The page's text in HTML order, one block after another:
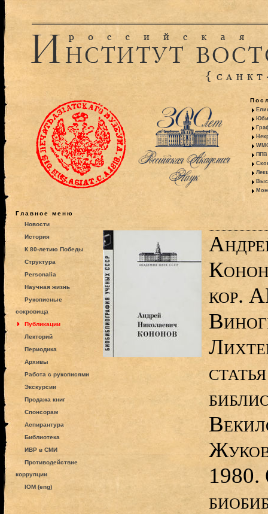
ППВ
Главное меню
Новости
История
К 80-летию Победы
Структура
Personalia
Научная жизнь
Рукописные
сокровища
Публикации
Лекторий
Периодика
Архивы
Работа с рукописями
Экскурсии
Продажа книг
Спонсорам
Аспирантура
Библиотека
ИВР в СМИ
Противодействие
коррупции
IOM (eng)
кор.
1980.